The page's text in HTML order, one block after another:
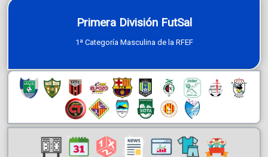
Primera División FutSal
1ª Categoría Masculina de la RFEF